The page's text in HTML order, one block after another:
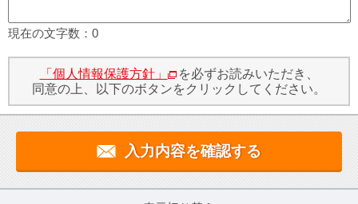
現在の文字数： 0
「個人情報保護方針」
を必ずお読みいただき、
同意の上、以下のボタンをクリックしてください。
入力内容を確認する